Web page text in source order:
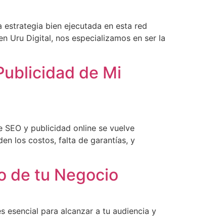
bien ejecutada en esta red
Uru Digital, nos especializamos en ser la
de Mi
y publicidad online se vuelve
los costos, falta de garantías, y
de tu Negocio
esencial para alcanzar a tu audiencia y